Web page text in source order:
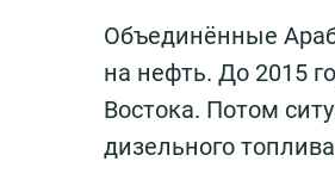
Объединённые
на нефть. До 2015
Востока. Потом
дизельного